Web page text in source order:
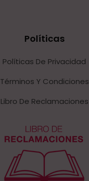
Políticas
Políticas De Privacidad
Términos Y Condiciones
Libro De Reclamaciones